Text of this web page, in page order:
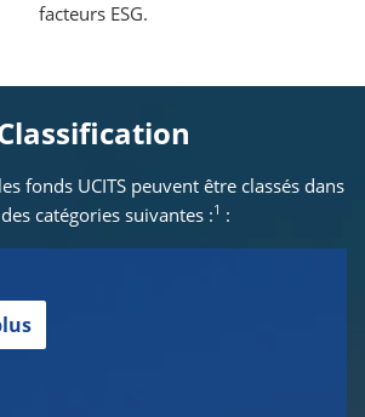
facteurs ESG.
fonds UCITS peuvent être classés dans
des catégories suivantes :1 :